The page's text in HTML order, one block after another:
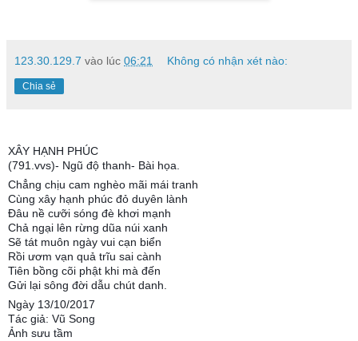
123.30.129.7 vào lúc 06:21 Không có nhận xét nào:
Chia sẻ
XÂY HẠNH PHÚC
(791.vvs)- Ngũ độ thanh- Bài họa.
Chẳng chịu cam nghèo mãi mái tranh
Cùng xây hạnh phúc đỏ duyên lành
Đâu nề cưỡi sóng đè khơi mạnh
Chả ngại lên rừng dũa núi xanh
Sẽ tát muôn ngày vui cạn biển
Rồi ươm vạn quả trĩu sai cành
Tiên bồng cõi phật khi mà đến
Gửi lại sông đời dẫu chút danh.
Ngày 13/10/2017
Tác giả: Vũ Song
Ảnh sưu tầm